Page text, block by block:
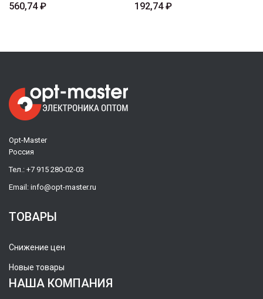
560,74 ₽
192,74 ₽
Opt-Master
Россия
Тел.: +7 915 280-02-03
Email: info@opt-master.ru
ТОВАРЫ
Снижение цен
Новые товары
НАША КОМПАНИЯ